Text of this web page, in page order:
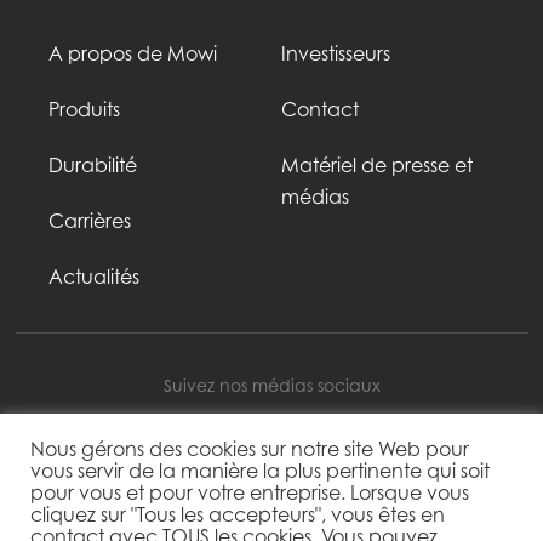
A propos de Mowi
Produits
Durabilité
Carrières
Actualités
Investisseurs
Contact
Matériel de presse et
médias
Suivez nos médias sociaux
Mowi Belgium
Nous gérons des cookies sur notre site Web pour
vous servir de la manière la plus pertinente qui soit
pour vous et pour votre entreprise. Lorsque vous
cliquez sur "Tous les accepteurs", vous êtes en
contact avec TOUS les cookies. Vous pouvez